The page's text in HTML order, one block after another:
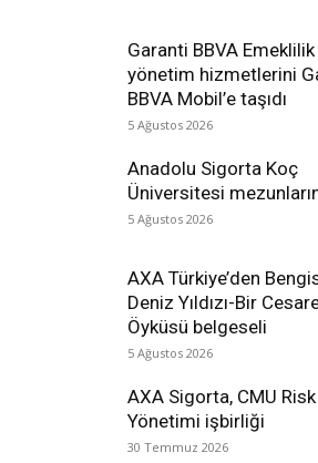
Garanti BBVA
yönetim hizmetlerini
BBVA Mobil’e taşıdı
5 Ağustos 2026
Anadolu Sigorta Koç
Üniversitesi
5 Ağustos 2026
AXA Türkiye’den
Deniz Yıldızı-Bir
Öyküsü belgeseli
5 Ağustos 2026
AXA Sigorta, CMU Risk
Yönetimi işbirliği
30 Temmuz 2026